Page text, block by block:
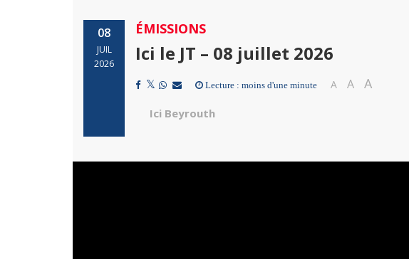
08
JUIL
2026
ÉMISSIONS
Ici le JT – 08 juillet 2026
Lecture : moins d'une minute A A A
Ici Beyrouth